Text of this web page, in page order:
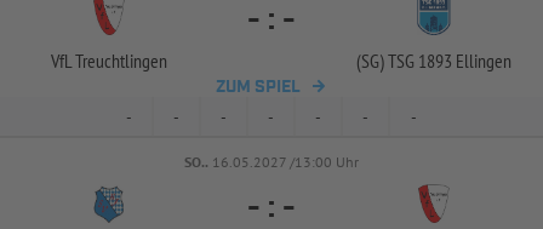
VfL Treuchtlingen
- : -
(SG) TSG 1893 Ellingen
ZUM SPIEL
- - - - - - -
SO.. 16.05.2027 /13:00 Uhr
- : -